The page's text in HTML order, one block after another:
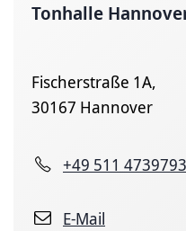
Tonhalle
Fischerstraße 1A,
30167 Hannover
+49 511
E-Mail